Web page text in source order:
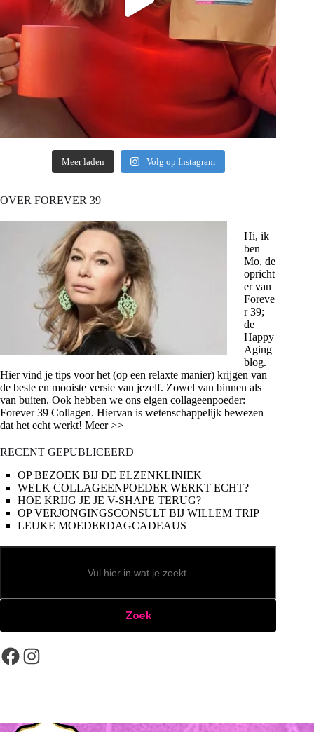
Meer laden Volg op Instagram
OVER FOREVER 39
Hi, ik
ben
Mo, de
opricht
er van
Foreve
r 39;
de
Happy
Aging
blog.
Hier vind je tips voor het (op een relaxte manier) krijgen van
de beste en mooiste versie van jezelf. Zowel van binnen als
van buiten. Ook hebben we ons eigen collageenpoeder:
Forever 39 Collagen. Hiervan is wetenschappelijk bewezen
dat het echt werkt! Meer >>
RECENT GEPUBLICEERD
OP BEZOEK BIJ DE ELZENKLINIEK
WELK COLLAGEENPOEDER WERKT ECHT?
HOE KRIJG JE JE V-SHAPE TERUG?
OP VERJONGINGSCONSULT BIJ WILLEM TRIP
LEUKE MOEDERDAGCADEAUS
Zoeken
Zoek
Facebook
Instagram